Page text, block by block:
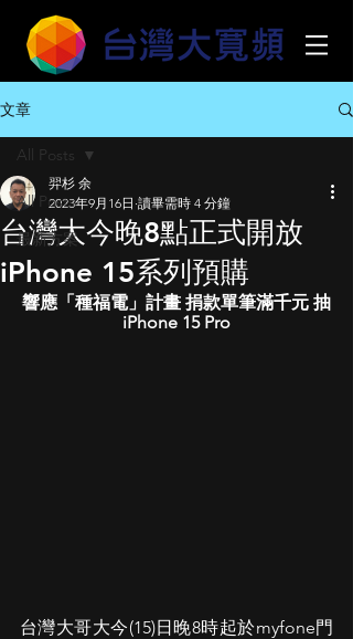
文章
All Posts
最新方案
All Posts
台灣大今晚8點正式開放
iPhone 15系列預購
羿杉 余
2023年9月16日 讀畢需時 4 分鐘
響應「種福電」計畫 捐款單筆滿千元 抽
iPhone 15 Pro
台灣大哥大今(15)日晚8時起於myfone門